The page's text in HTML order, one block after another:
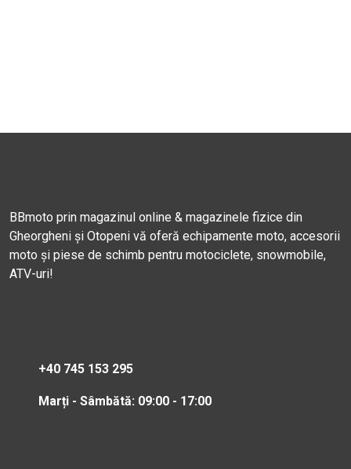
BBmoto prin magazinul online & magazinele fizice din
Gheorgheni și Otopeni vă oferă echipamente moto, accesorii
moto și piese de schimb pentru motociclete, snowmobile,
ATV-uri!
+40 745 153 295
Marți - Sâmbătă: 09:00 - 17:00